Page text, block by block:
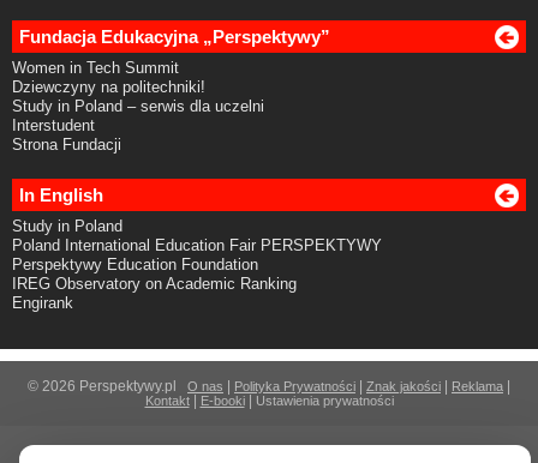
Fundacja Edukacyjna „Perspektywy”
Women in Tech Summit
Dziewczyny na politechniki!
Study in Poland – serwis dla uczelni
Interstudent
Strona Fundacji
In English
Study in Poland
Poland International Education Fair PERSPEKTYWY
Perspektywy Education Foundation
IREG Observatory on Academic Ranking
Engirank
© 2026 Perspektywy.pl O nas Polityka Prywatności Znak jakości Reklama
Kontakt| E-booki| Ustawienia prywatności